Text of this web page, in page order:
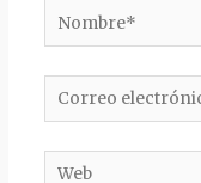
Nombre*
Correo
electrónico*
Web